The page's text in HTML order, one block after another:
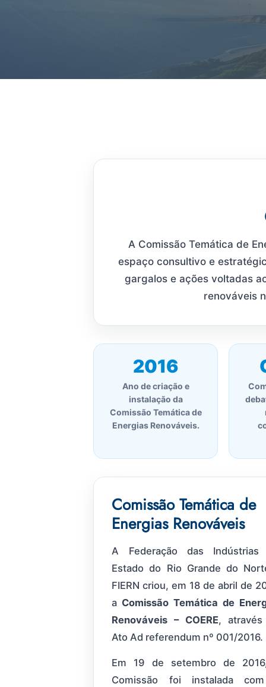
A Comissão Temática de
espaço consultivo e
gargalos e ações voltadas
renováveis
2016
Ano de criação e
instalação da
Comissão Temática de
Energias Renováveis.
Comissão Temática de
Energias Renováveis
A Federação das Indústrias
Estado do Rio Grande do
FIERN criou, em 18 de abril de
a Comissão Temática de
Renováveis – COERE,
Ato Ad referendum nº 001/2016.
Em 19 de setembro de
Comissão foi instalada